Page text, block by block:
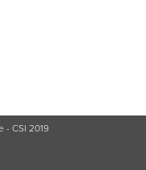
- CSI 2019